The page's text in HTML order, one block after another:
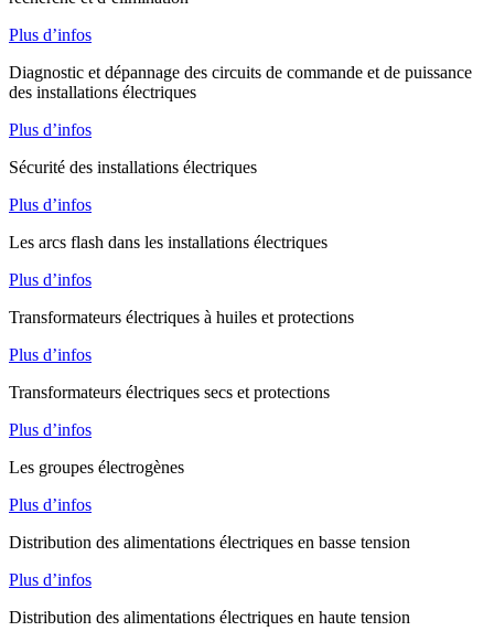
Plus d’infos
Diagnostic et dépannage des circuits de commande et de puissance
des installations électriques
Plus d’infos
Sécurité des installations électriques
Plus d’infos
Les arcs flash dans les installations électriques
Plus d’infos
Transformateurs électriques à huiles et protections
Plus d’infos
Transformateurs électriques secs et protections
Plus d’infos
Les groupes électrogènes
Plus d’infos
Distribution des alimentations électriques en basse tension
Plus d’infos
Distribution des alimentations électriques en haute tension